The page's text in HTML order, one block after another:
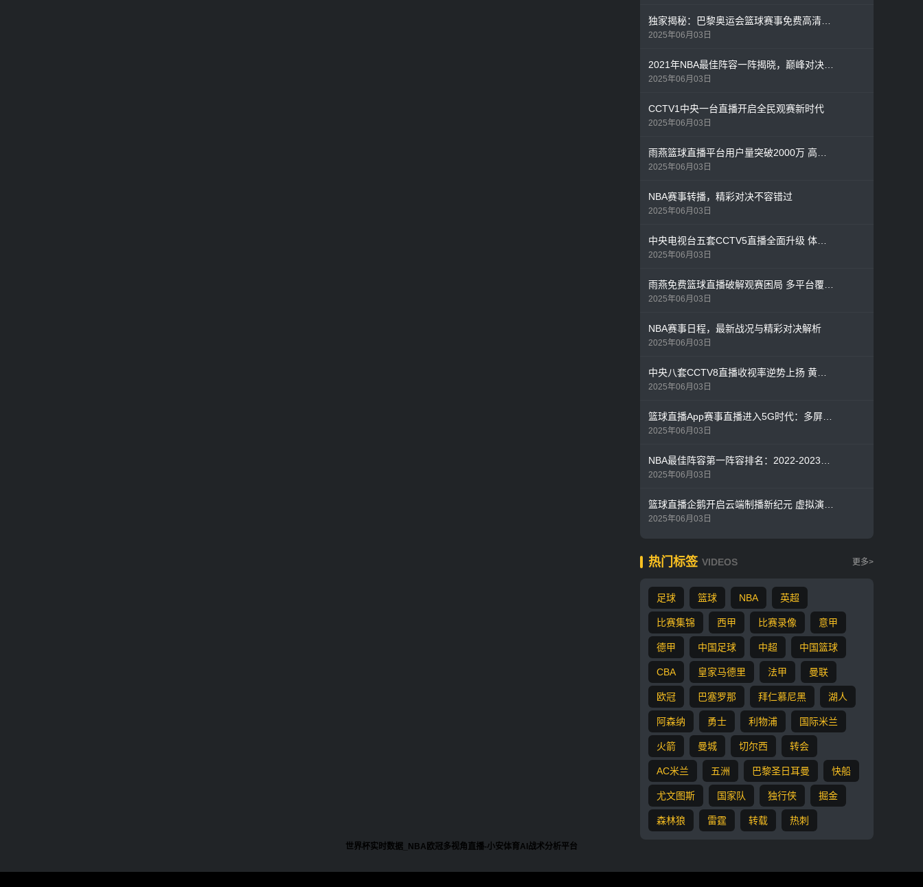
独家揭秘：巴黎奥运会篮球赛事免费高清直播全攻略
2025年06月03日
2021年NBA最佳阵容一阵揭晓，巅峰对决见证联盟格局变迁
2025年06月03日
CCTV1中央一台直播开启全民观赛新时代
2025年06月03日
雨燕篮球直播平台用户量突破2000万 高清免费观赛模式颠覆行业格局
2025年06月03日
NBA赛事转播，精彩对决不容错过
2025年06月03日
中央电视台五套CCTV5直播全面升级 体育迷黄金周观赛指南出炉
2025年06月03日
雨燕免费篮球直播破解观赛困局 多平台覆盖打造全民篮球盛宴
2025年06月03日
NBA赛事日程，最新战况与精彩对决解析
2025年06月03日
中央八套CCTV8直播收视率逆势上扬 黄金剧场破圈效应显现
2025年06月03日
篮球直播App赛事直播进入5G时代：多屏互动+AI解说重构观赛体验
2025年06月03日
NBA最佳阵容第一阵容排名：2022-2023赛季评选结果深度解析
2025年06月03日
篮球直播企鹅开启云端制播新纪元 虚拟演播厅首度曝光！
2025年06月03日
热门标签 VIDEOS 更多>
足球 篮球 NBA 英超
比赛集锦 西甲 比赛录像 意甲
德甲 中国足球 中超 中国篮球
CBA 皇家马德里 法甲 曼联
欧冠 巴塞罗那 拜仁慕尼黑 湖人
阿森纳 勇士 利物浦 国际米兰
火箭 曼城 切尔西 转会
AC米兰 五洲 巴黎圣日耳曼 快船
尤文图斯 国家队 独行侠 掘金
森林狼 雷霆 转载 热刺
世界杯实时数据_NBA欧冠多视角直播-小安体育AI战术分析平台